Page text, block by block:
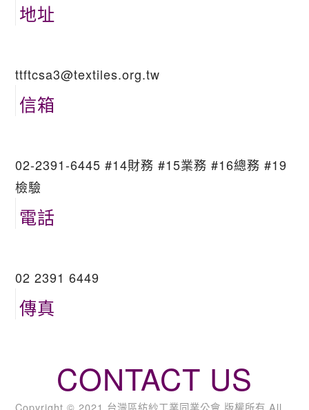
地址
ttftcsa3@textiles.org.tw
信箱
02-2391-6445 #14財務 #15業務 #16總務 #19
檢驗
電話
02 2391 6449
傳真
CONTACT US
Copyright © 2021 台灣區紡紗工業同業公會 版權所有 All